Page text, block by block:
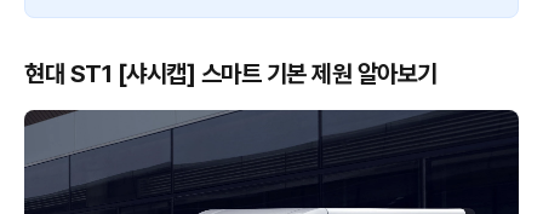
현대 ST1 [샤시캡] 스마트 기본 제원 알아보기